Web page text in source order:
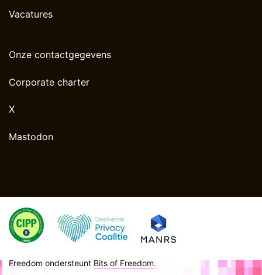
Vacatures
Onze contactgegevens
Corporate charter
X
Mastodon
Freedom ondersteunt Bits of Freedom.